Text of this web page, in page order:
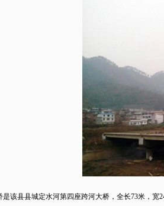
县县城定水河第四座跨河大桥，全长73米，宽